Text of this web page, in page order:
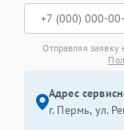
Отправляя заявку
Адрес
г. Пермь, ул.